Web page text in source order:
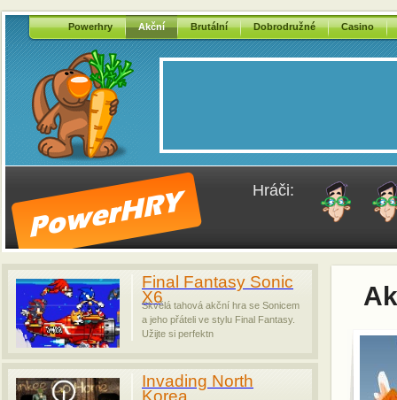
Powerhry Akční Brutální Dobrodružné Casino
Hráči:
Final Fantasy Sonic
X6
Skvělá tahová akční hra se Sonicem
a jeho přáteli ve stylu Final Fantasy.
Užijte si perfektn
Invading North
Korea